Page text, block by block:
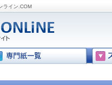
ライン.COM